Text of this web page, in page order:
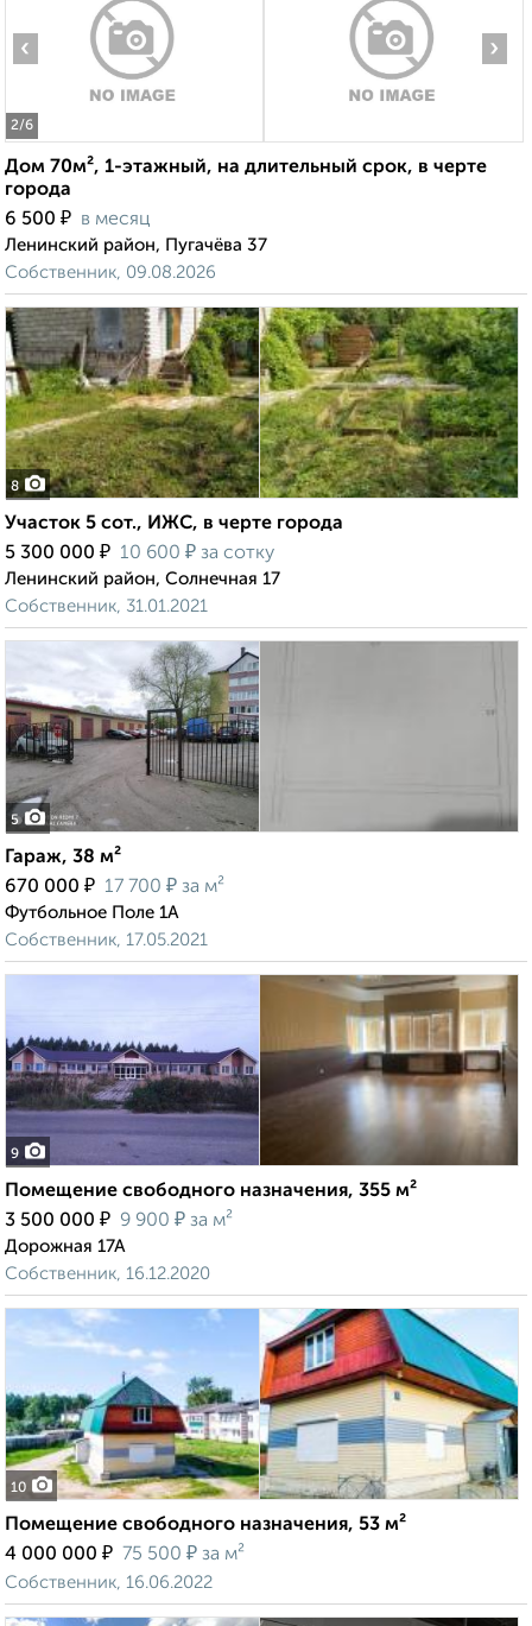
2/6
‹ ›
Дом 70м², 1-этажный, на длительный срок, в черте
города
6 500 ₽ в месяц
Ленинский район, Пугачёва 37
Собственник, 09.08.2026
8
Участок 5 сот., ИЖС, в черте города
5 300 000 ₽ 10 600 ₽ за сотку
Ленинский район, Солнечная 17
Собственник, 31.01.2021
5
Гараж, 38 м²
670 000 ₽ 17 700 ₽ за м²
Футбольное Поле 1А
Собственник, 17.05.2021
9
Помещение свободного назначения, 355 м²
3 500 000 ₽ 9 900 ₽ за м²
Дорожная 17А
Собственник, 16.12.2020
10
Помещение свободного назначения, 53 м²
4 000 000 ₽ 75 500 ₽ за м²
Собственник, 16.06.2022